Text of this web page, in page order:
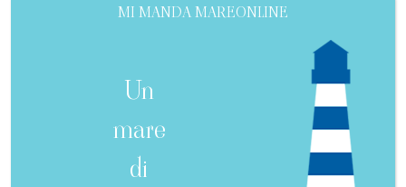
MI MANDA MAREONLINE
Un
mare
di